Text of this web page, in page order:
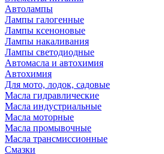
Автолампы
Лампы галогенные
Лампы ксеноновые
Лампы накаливания
Лампы светодиодные
Автомасла и автохимия
Автохимия
Для мото, лодок, садовые
Масла гидравлические
Масла индустриальные
Масла моторные
Масла промывочные
Масла трансмиссионные
Смазки